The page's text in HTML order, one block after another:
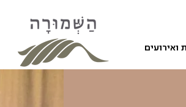
ואירועים